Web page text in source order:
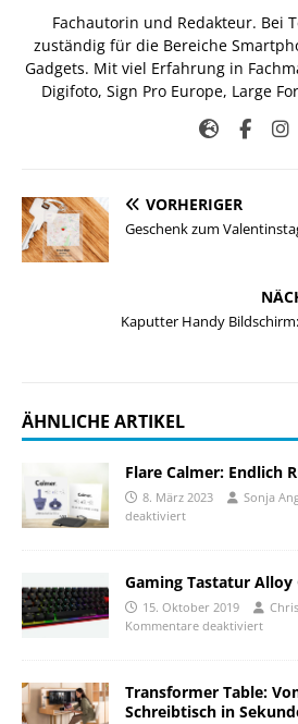
Fachautorin und Redakteur. Bei
zuständig für die Bereiche
Gadgets. Mit viel Erfahrung in
Digifoto, Sign Pro Europe, Large
VORHERIGER
Geschenk zum
Kaputter Handy
ÄHNLICHE ARTIKEL
Flare Calmer: Endlich
8. März 2023 Sonja
deaktiviert
Gaming Tastatur
15. Oktober 2019
Kommentare deaktiviert
Transformer Table:
Schreibtisch in